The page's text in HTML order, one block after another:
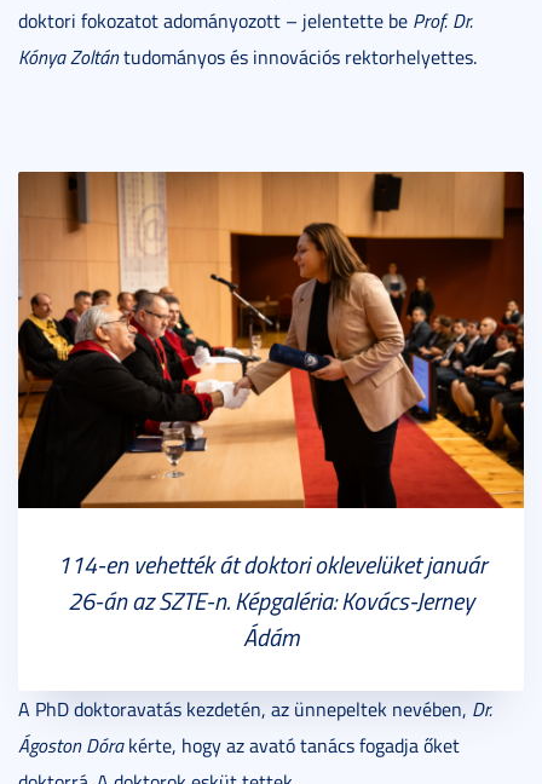
doktori fokozatot adományozott – jelentette be Prof. Dr.
Kónya Zoltántudományos és innovációs rektorhelyettes.
114-en vehették át doktori oklevelüket január
26-án az SZTE-n. Képgaléria: Kovács-Jerney
Ádám
A PhD doktoravatás kezdetén, az ünnepeltek nevében, Dr.
Ágoston Dórakérte, hogy az avató tanács fogadja őket